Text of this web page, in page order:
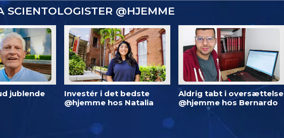
SCIENTOLOGISTER @HJEMME
jublende
Investér i det bedste
@hjemme hos Natalia
Aldrig tabt i oversættelse
@hjemme hos Bernardo